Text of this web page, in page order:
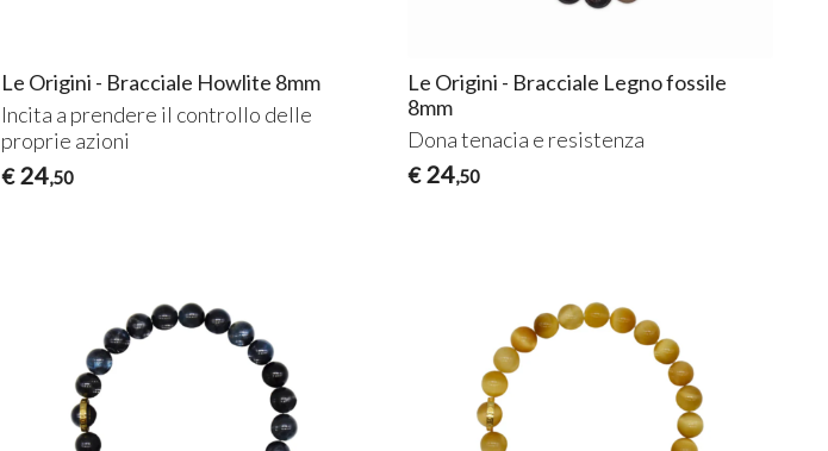
Le Origini - Bracciale Howlite 8mm
Incita a prendere il controllo delle
proprie azioni
€ 24,50
Le Origini - Bracciale Legno fossile
8mm
Dona tenacia e resistenza
€ 24,50